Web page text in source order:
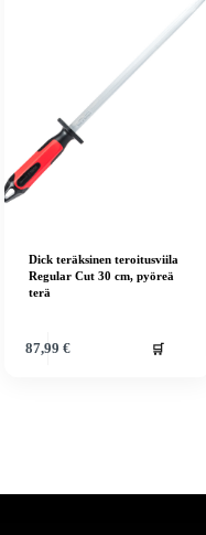
Dick teräksinen teroitusviila
Regular Cut 30 cm, pyöreä
terä
87,99 € 🛒